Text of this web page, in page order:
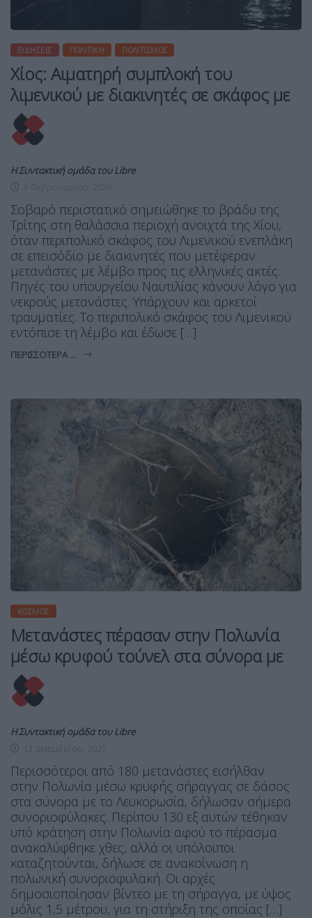
ΕΙΔΉΣΕΙΣ ΠΟΛΙΤΙΚΉ ΠΟΛΙΤΙΣΜΌΣ
Χίος: Αιματηρή συμπλοκή του
λιμενικού με διακινητές σε σκάφος με
Η Συντακτική ομάδα του Libre
Σοβαρό περιστατικό σημειώθηκε το βράδυ της
Τρίτης στη θαλάσσια περιοχή ανοιχτά της Χίου,
όταν περιπολικό σκάφος του Λιμενικού ενεπλάκη
σε επεισόδιο με διακινητές που μετέφεραν
μετανάστες με λέμβο προς τις ελληνικές ακτές.
Πηγές του υπουργείου Ναυτιλίας κάνουν λόγο για
νεκρούς μετανάστες. Υπάρχουν και αρκετοί
τραυματίες. Το περιπολικό σκάφος του Λιμενικού
εντόπισε τη λέμβο και έδωσε […]
ΠΕΡΙΣΣΌΤΕΡΑ ...
ΚΌΣΜΟΣ
Μετανάστες πέρασαν στην Πολωνία
μέσω κρυφού τούνελ στα σύνορα με
Η Συντακτική ομάδα του Libre
Περισσότεροι από 180 μετανάστες εισήλθαν
στην Πολωνία μέσω κρυφής σήραγγας σε δάσος
στα σύνορα με το Λευκορωσία, δήλωσαν σήμερα
συνοριοφύλακες. Περίπου 130 εξ αυτών τέθηκαν
υπό κράτηση στην Πολωνία αφού το πέρασμα
ανακαλύφθηκε χθες, αλλά οι υπόλοιποι
καταζητούνται, δήλωσε σε ανακοίνωση η
πολωνική συνοριοφυλακή. Οι αρχές
δημοσιοποίησαν βίντεο με τη σήραγγα, με ύψος
μόλις 1,5 μέτρου, για τη στήριξη της οποίας […]